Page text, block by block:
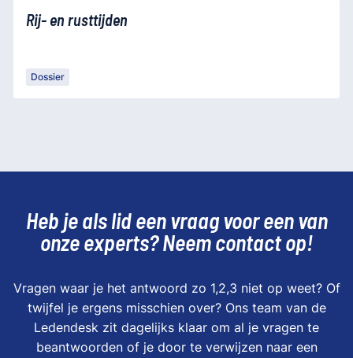
Rij- en rusttijden
Dossier
Heb je als lid een vraag voor een van
onze experts? Neem contact op!
Vragen waar je het antwoord zo 1,2,3 niet op weet? Of
twijfel je ergens misschien over? Ons team van de
Ledendesk zit dagelijks klaar om al je vragen te
beantwoorden of je door te verwijzen naar een